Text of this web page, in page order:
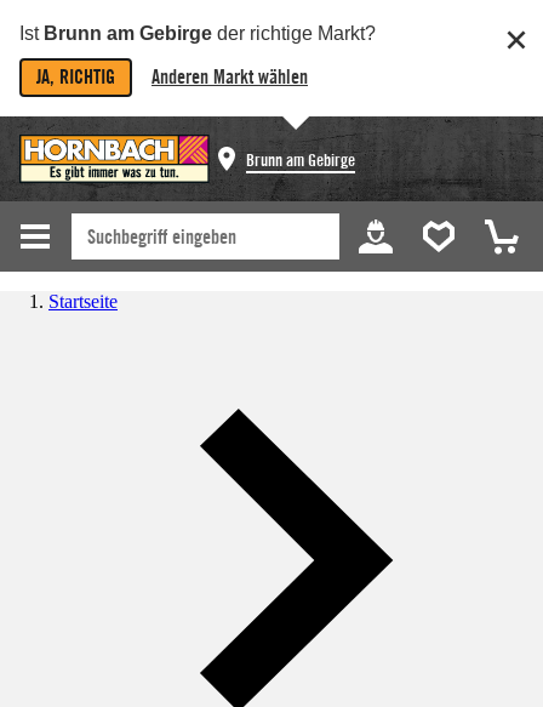
Ist Brunn am Gebirge der richtige Markt?
JA, RICHTIG Anderen Markt wählen
Brunn am Gebirge
Startseite